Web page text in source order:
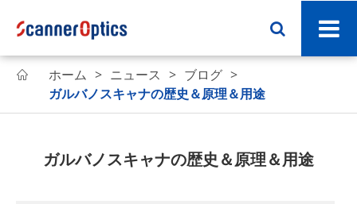
 ホーム ニュース
ブログ
ガルバノスキャナの歴史＆原理＆用途
ガルバノスキャナの歴史＆原理＆用途